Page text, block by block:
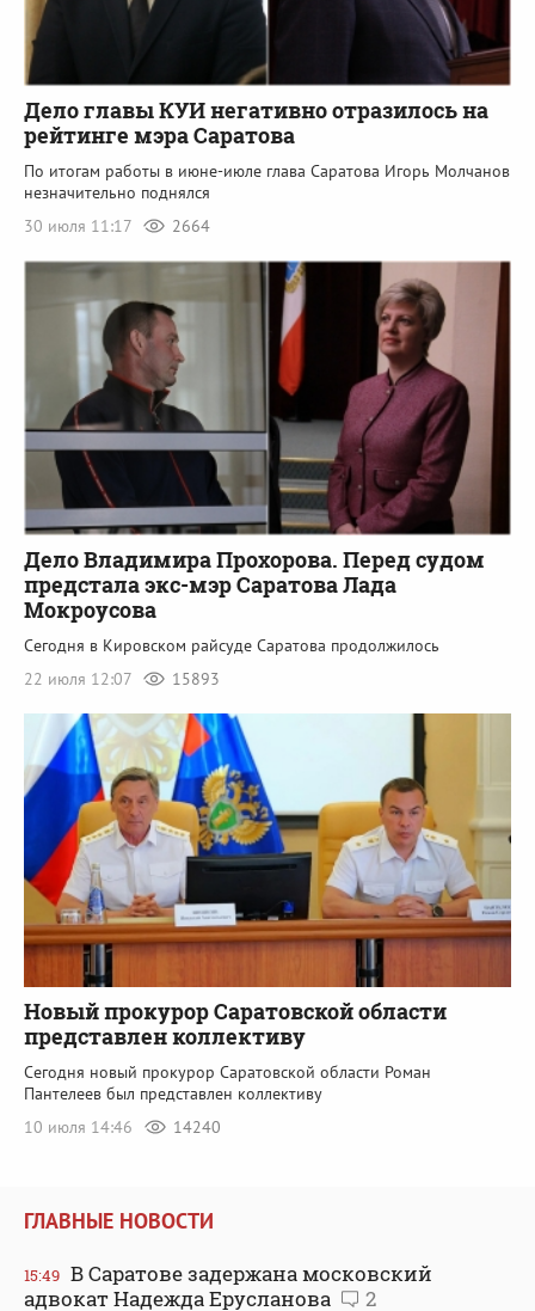
Дело главы КУИ негативно отразилось на
рейтинге мэра Саратова
По итогам работы в июне-июле глава Саратова Игорь Молчанов
незначительно поднялся
30 июля 11:17
2664
Дело Владимира Прохорова. Перед судом
предстала экс-мэр Саратова Лада
Мокроусова
Сегодня в Кировском райсуде Саратова продолжилось
22 июля 12:07
15893
Новый прокурор Саратовской области
представлен коллективу
Сегодня новый прокурор Саратовской области Роман
Пантелеев был представлен коллективу
10 июля 14:46
14240
ГЛАВНЫЕ НОВОСТИ
15:49 В Саратове задержана московский
адвокат Надежда Ерусланова
2